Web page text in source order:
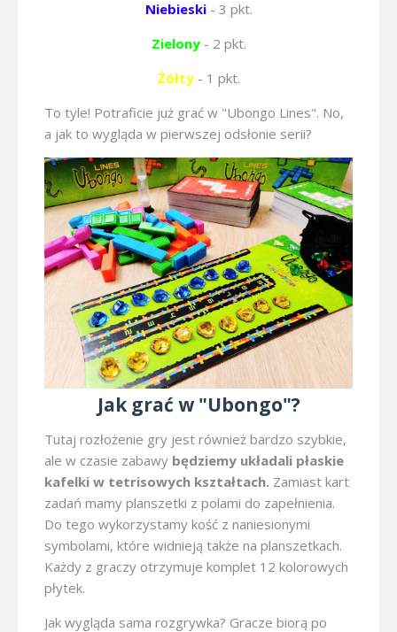
Niebieski - 3 pkt.
Zielony- 2 pkt.
Żółty- 1 pkt.
To tyle! Potraficie już grać w "Ubongo Lines". No,
a jak to wygląda w pierwszej odsłonie serii?
Jak grać w "Ubongo"?
Tutaj rozłożenie gry jest również bardzo szybkie,
ale w czasie zabawy będziemy układali płaskie
kafelki w tetrisowych kształtach. Zamiast kart
zadań mamy planszetki z polami do zapełnienia.
Do tego wykorzystamy kość z naniesionymi
symbolami, które widnieją także na planszetkach.
Każdy z graczy otrzymuje komplet 12 kolorowych
płytek.
Jak wygląda sama rozgrywka? Gracze biorą po